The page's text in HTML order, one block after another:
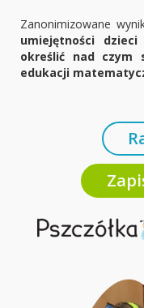
Zanonimizowane
umiejętności
określić nad czym
edukacji